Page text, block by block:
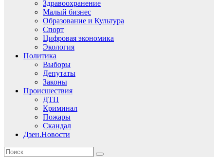
Здравоохранение
Малый бизнес
Образование и Культура
Спорт
Цифровая экономика
Экология
Политика
Выборы
Депутаты
Законы
Происшествия
ДТП
Криминал
Пожары
Скандал
Дзен.Новости